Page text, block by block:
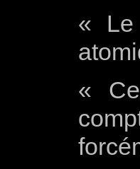
« Le
«